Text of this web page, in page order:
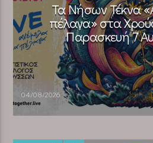
Τα Νήσων Τέκνα
πέλαγα» στα
Παρασκευή 7
04/08/2026